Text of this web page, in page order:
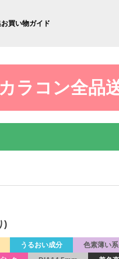
お買い物ガイド
ラコン全品
)
うるおい成分 色素薄い系